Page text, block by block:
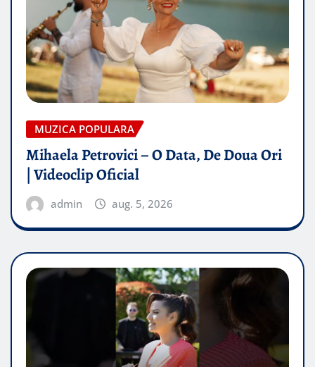
MUZICA POPULARA
Mihaela Petrovici – O Data, De Doua Ori
| Videoclip Oficial
admin aug. 5, 2026